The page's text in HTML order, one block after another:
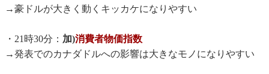
→豪ドルが大きく動くキッカケになりやすい
・21時30分： 加)消費者物価指数
→発表でのカナダドルへの影響は大きなモノになりやすい